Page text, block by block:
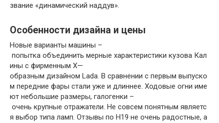
звание «динамический наддув».
Особенности дизайна и цены
Новые варианты машины –
попытка объединить мерные характеристики кузова Кал
ины с фирменным X—
образным дизайном Lada. В сравнении с первым выпуско
м передние фары стали уже и длиннее. Ходовые огни име
ют небольшие размеры, галогенки –
очень крупные отражатели. Не совсем понятным являетс
я выбор типа ламп. Отзывы по Н19 не очень радостные, а